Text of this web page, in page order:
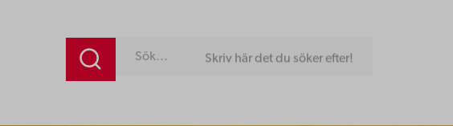
Skriv här det du söker efter!